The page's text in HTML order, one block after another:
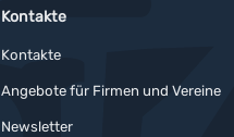
Kontakte
Kontakte
Angebote für Firmen und Vereine
Newsletter